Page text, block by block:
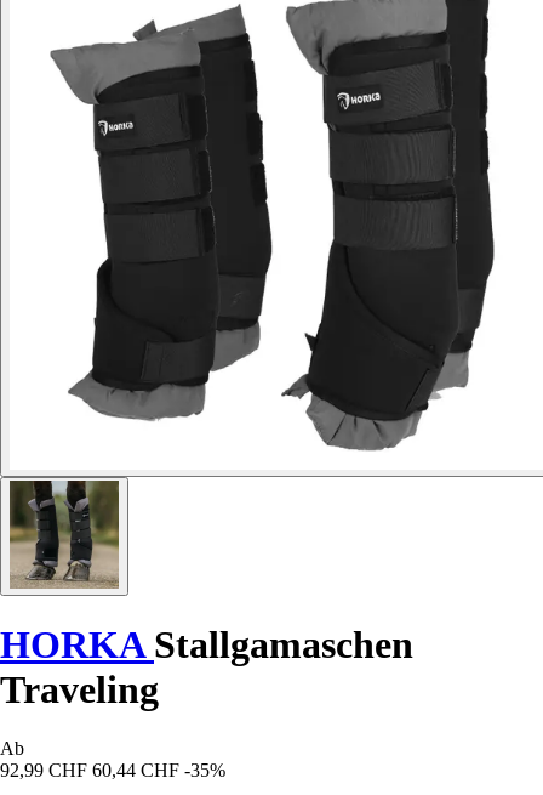
HORKAStallgamaschen
Traveling
Ab
92,99 CHF 60,44 CHF -35%